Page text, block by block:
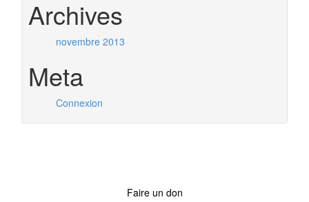
Archives
novembre 2013
Meta
Connexion
Faire un don